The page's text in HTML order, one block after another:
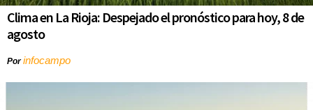
Clima en La Rioja: Despejado el pronóstico para hoy, 8 de
agosto
Porinfocampo